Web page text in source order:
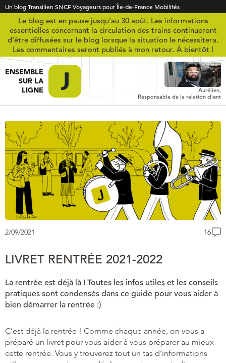
Un blog Transilien SNCF Voyageurs pour Île-de-France Mobilités
Le blog est en pause jusqu'au 30 août. Les informations
essentielles concernant la circulation des trains continueront
d'être diffusées sur le blog lorsque la situation le nécessitera.
Les commentaires seront publiés à mon retour. À bientôt !
ENSEMBLE
SUR LA
LIGNE
Aurélien,
Responsable de la relation client
2/09/2021 16
LIVRET RENTRÉE 2021-2022
La rentrée est déjà là ! Toutes les infos utiles et les conseils
pratiques sont condensés dans ce guide pour vous aider à
bien démarrer la rentrée :)
C’est déjà la rentrée ! Comme chaque année, on vous a
préparé un livret pour vous aider à vous préparer au mieux
cette rentrée. Vous y trouverez tout un tas d’informations